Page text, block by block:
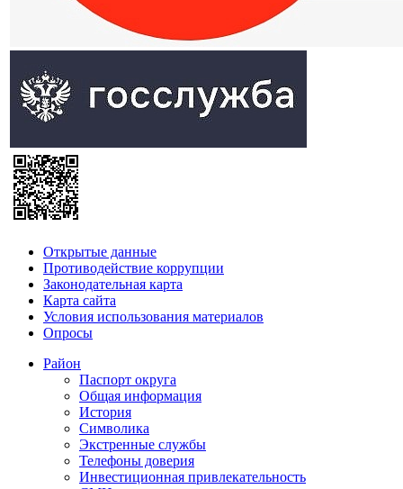
Открытые данные
Противодействие коррупции
Законодательная карта
Карта сайта
Условия использования материалов
Опросы
Район
Паспорт округа
Общая информация
История
Символика
Экстренные службы
Телефоны доверия
Инвестиционная привлекательность